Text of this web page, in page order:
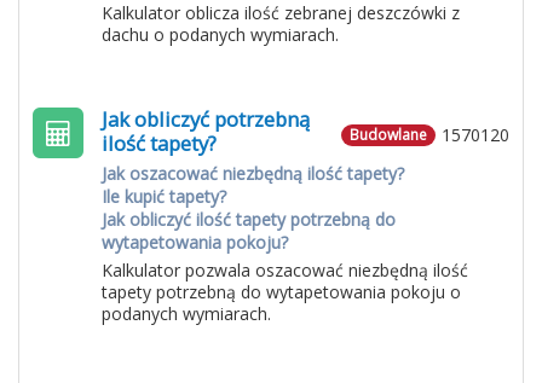
Kalkulator oblicza ilość zebranej deszczówki z
dachu o podanych wymiarach.
1570120
Budowlane
Jak obliczyć potrzebną
ilość tapety?
Jak oszacować niezbędną ilość tapety?
Ile kupić tapety?
Jak obliczyć ilość tapety potrzebną do
wytapetowania pokoju?
Kalkulator pozwala oszacować niezbędną ilość
tapety potrzebną do wytapetowania pokoju o
podanych wymiarach.